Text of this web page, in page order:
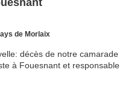
de Morlaix